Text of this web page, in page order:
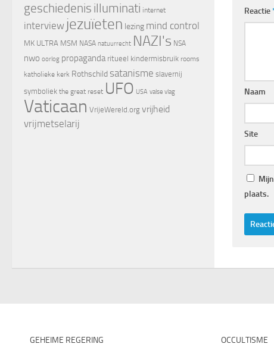
Reactie
Naam
Site
plaats.
geschiedenis illuminati internet
interview jezuïeten lezing mind control
MK ULTRA MSM NASA natuurrecht NAZI's NSA
nwo oorlog propaganda ritueel kindermisbruik rooms
katholieke kerk Rothschild satanisme slavernij
symboliek the great reset UFO USA valse vlag
Vaticaan VrijeWereld.org vrijheid
vrijmetselarij
GEHEIME REGERING OCCULTISME